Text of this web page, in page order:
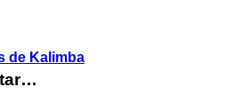
de Kalimba